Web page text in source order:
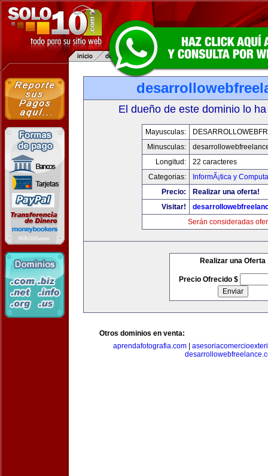
El dueño de este dominio lo
Mayusculas:
Minusculas:
Longitud:
22 caracteres
Categorias:
InformÃ¡tica y
Precio:
Realizar una oferta!
Visitar!
Serán consideradas
Realizar una Oferta
Precio Ofrecido $
Otros dominios en venta:
aprendafotografia.com